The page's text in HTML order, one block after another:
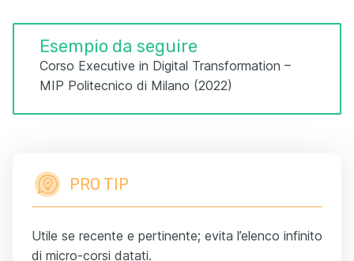
Esempio da seguire
Corso Executive in Digital Transformation –
MIP Politecnico di Milano (2022)
PRO TIP
Utile se recente e pertinente; evita l’elenco infinito
di micro-corsi datati.